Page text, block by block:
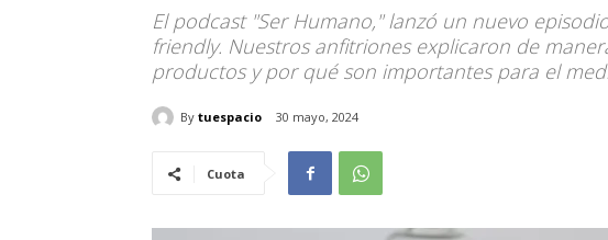
El podcast "Ser Humano," lanzó un nuevo
friendly. Nuestros anfitriones explicaron de
productos y por qué son importantes para el
By tuespacio 30 mayo, 2024
Cuota